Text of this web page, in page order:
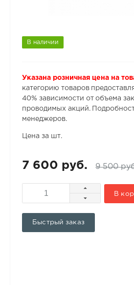
В наличии
Указана розничная цена на
категорию товаров
40% зависимости от объема
проводимых акций.
менеджеров.
Цена за шт.
7 600 руб. 9 500
В
Быстрый заказ